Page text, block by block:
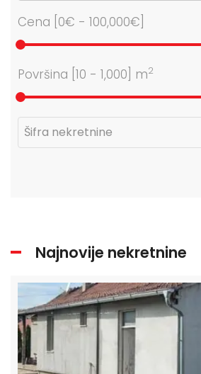
Cena [ 0€ - 100,000€
Površina [ 10 - 1,000 ] m2
Najnovije nekretnine